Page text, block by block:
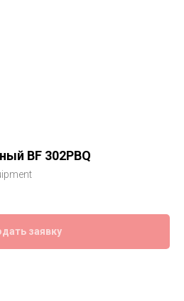
BF 302PBQ
заявку